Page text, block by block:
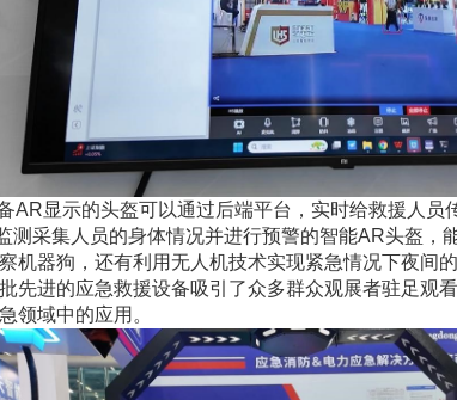
AR显示的头盔可以通过后端平台，实时给救援人员
测采集人员的身体情况并进行预警的智能AR头盔，
机器狗，还有利用无人机技术实现紧急情况下夜
先进的应急救援设备吸引了众多群众观展者驻足观
领域中的应用。